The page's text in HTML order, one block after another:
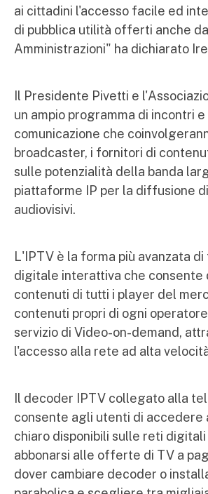
ai cittadini l'accesso facile ed
di pubblica utilità offerti anche
Amministrazioni" ha dichiarato
Il Presidente Pivetti e
un ampio programma di incontri
comunicazione che
broadcaster, i fornitori di
sulle potenzialità della banda
piattaforme IP per la diffusione
audiovisivi.
L'IPTV è la forma più avanzata
digitale interattiva che consente
contenuti di tutti i player del
contenuti propri di ogni
servizio di Video-on-demand,
l'accesso alla rete ad alta
Il decoder IPTV collegato alla
consente agli utenti di accedere
chiaro disponibili sulle reti
abbonarsi alle offerte di TV a
dover cambiare decoder o